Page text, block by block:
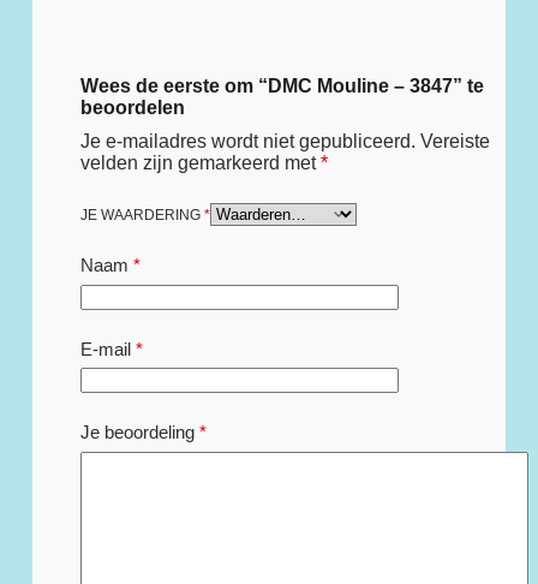
Wees de eerste om “DMC Mouline – 3847” te
beoordelen
Je e-mailadres wordt niet gepubliceerd. Vereiste
velden zijn gemarkeerd met*
JE WAARDERING *
Naam *
E-mail*
Je beoordeling *